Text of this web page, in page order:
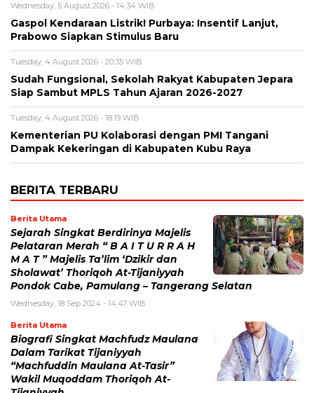
Wednesday, 5 August 2026 - 14:34 WIB
Gaspol Kendaraan Listrik! Purbaya: Insentif Lanjut,
Prabowo Siapkan Stimulus Baru
Tuesday, 4 August 2026 - 20:35 WIB
Sudah Fungsional, Sekolah Rakyat Kabupaten Jepara
Siap Sambut MPLS Tahun Ajaran 2026-2027
Tuesday, 4 August 2026 - 18:19 WIB
Kementerian PU Kolaborasi dengan PMI Tangani
Dampak Kekeringan di Kabupaten Kubu Raya
BERITA TERBARU
Berita Utama
Sejarah Singkat Berdirinya Majelis
Pelataran Merah “ B A I T U R R A H
M A T ” Majelis Ta’lim ‘Dzikir dan
Sholawat’ Thoriqoh At-Tijaniyyah
Pondok Cabe, Pamulang – Tangerang Selatan
Wednesday, 18 Sep 2024 - 14:47 WIB
Berita Utama
Biografi Singkat Machfudz Maulana
Dalam Tarikat Tijaniyyah
“Machfuddin Maulana At-Tasir”
Wakil Muqoddam Thoriqoh At-